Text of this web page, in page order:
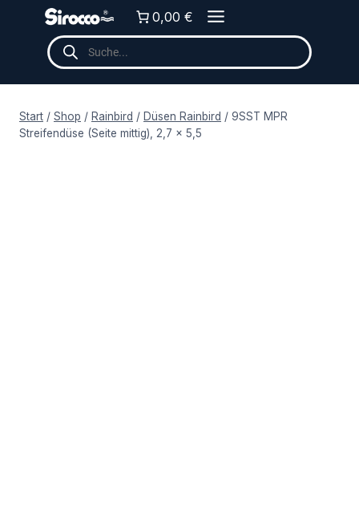
springen
0,00 €
Products
search
Start / Shop / Rainbird / Düsen Rainbird / 9SST MPR
Streifendüse (Seite mittig), 2,7 x 5,5